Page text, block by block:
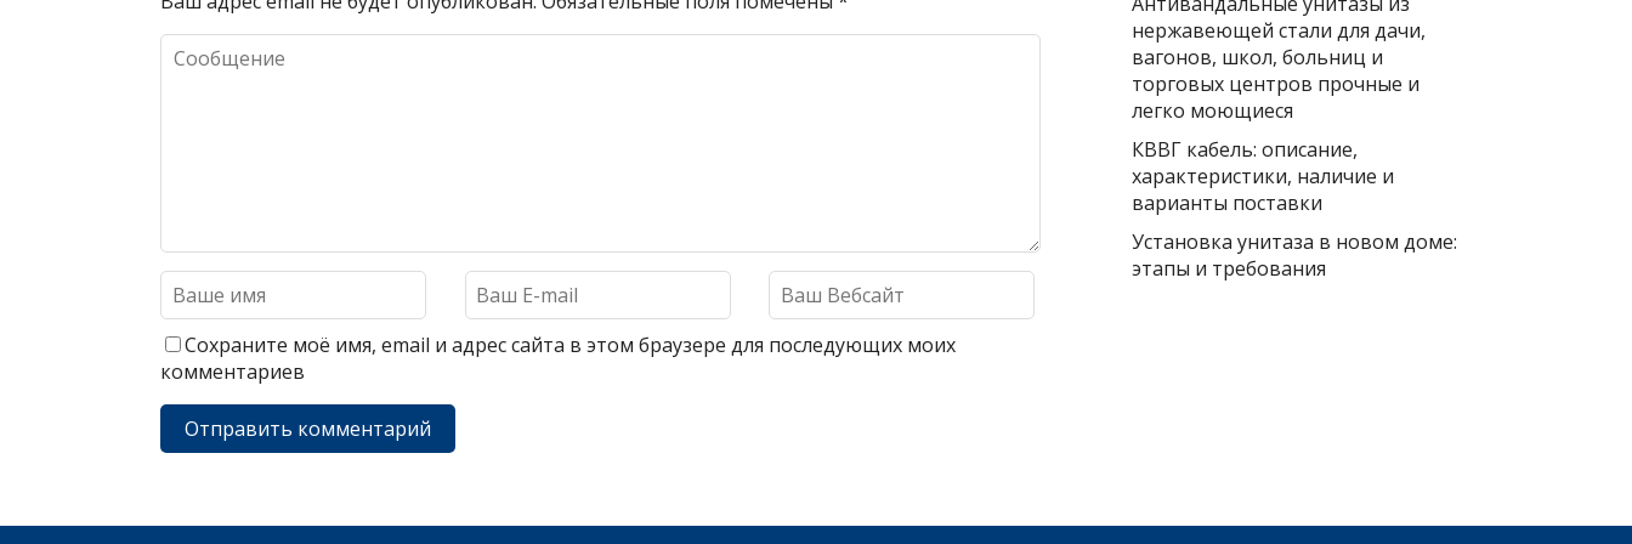
Сохраните моё имя, email и адрес сайта в этом браузере для последующих моих
комментариев
нержавеющей стали для дачи,
вагонов, школ, больниц и
торговых центров прочные и
легко моющиеся
КВВГ кабель: описание,
характеристики, наличие и
варианты поставки
Установка унитаза в новом доме:
этапы и требования